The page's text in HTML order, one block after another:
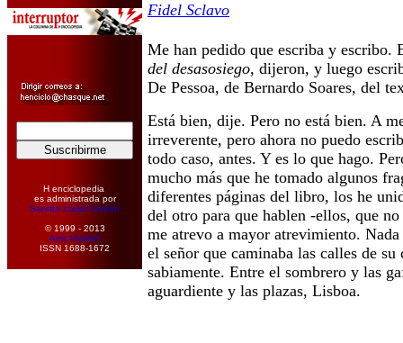
H enciclopedia
es administrada por
Sandra López Desivo
© 1999 - 2013
Amir Hamed
ISSN 1688-1672
Fidel Sclavo
Me han pedido que escriba y escribo.
del desasosiego, dijeron, y luego
De Pessoa, de Bernardo Soares, del
Está bien, dije. Pero no está bien. A
irreverente, pero ahora no puedo
todo caso, antes. Y es lo que hago.
mucho más que he tomado algunos
diferentes páginas del libro, los he
del otro para que hablen -ellos, que
me atrevo a mayor atrevimiento.
el señor que caminaba las calles de su
sabiamente. Entre el sombrero y las
aguardiente y las plazas, Lisboa.